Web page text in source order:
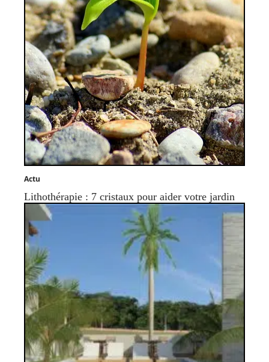
Actu
Lithothérapie : 7 cristaux pour aider votre jardin